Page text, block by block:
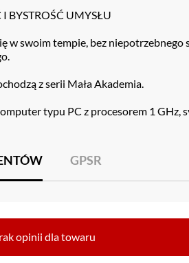
BYSTROŚĆ UMYSŁU
w swoim tempie, bez
z serii Mała Akademia.
typu PC z procesorem 1 GHz,
GPSR
opinii dla towaru